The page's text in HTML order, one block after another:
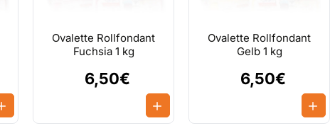
Ovalette Rollfondant
Fuchsia 1 kg
6,50€
Ovalette Rollfondant
Gelb 1 kg
6,50€